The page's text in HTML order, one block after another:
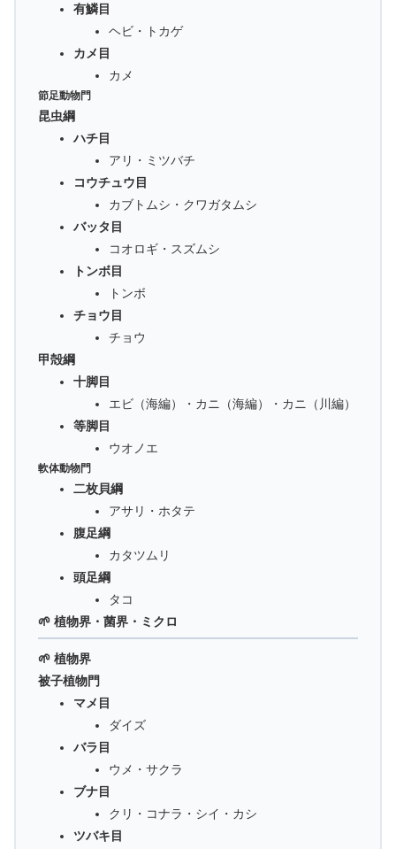
有鱗目
ヘビ・トカゲ
カメ目
カメ
節足動物門
昆虫綱
ハチ目
アリ・ミツバチ
コウチュウ目
カブトムシ・クワガタムシ
バッタ目
コオロギ・スズムシ
トンボ目
トンボ
チョウ目
チョウ
甲殻綱
十脚目
エビ（海編）・カニ（海編）・カニ（川編）
等脚目
ウオノエ
軟体動物門
二枚貝綱
アサリ・ホタテ
腹足綱
カタツムリ
頭足綱
タコ
🌱 植物界・菌界・ミクロ
🌱 植物界
被子植物門
マメ目
ダイズ
バラ目
ウメ・サクラ
ブナ目
クリ・コナラ・シイ・カシ
ツバキ目